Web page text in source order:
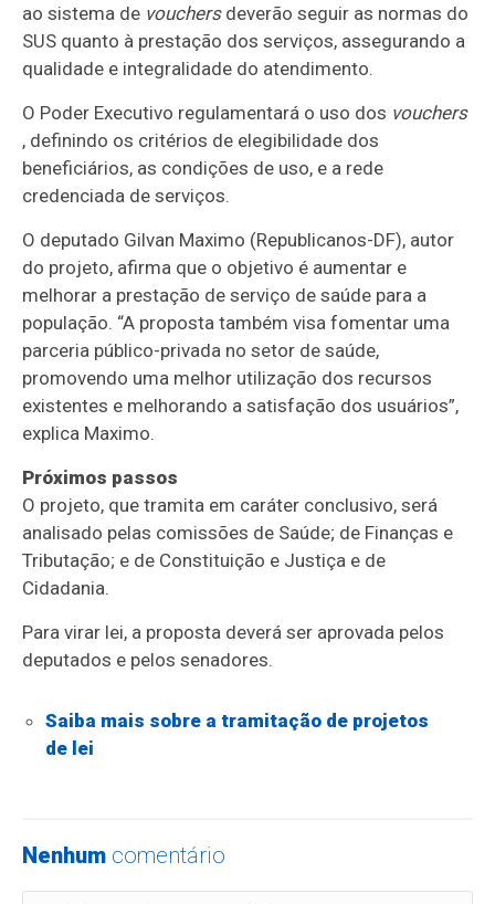
ao sistema de vouchersdeverão seguir as normas do
SUS quanto à prestação dos serviços, assegurando a
qualidade e integralidade do atendimento.
O Poder Executivo regulamentará o uso dos vouchers
, definindo os critérios de elegibilidade dos
beneficiários, as condições de uso, e a rede
credenciada de serviços.
O deputado Gilvan Maximo (Republicanos-DF), autor
do projeto, afirma que o objetivo é aumentar e
melhorar a prestação de serviço de saúde para a
população. “A proposta também visa fomentar uma
parceria público-privada no setor de saúde,
promovendo uma melhor utilização dos recursos
existentes e melhorando a satisfação dos usuários”,
explica Maximo.
Próximos passos
O projeto, que tramita em caráter conclusivo, será
analisado pelas comissões de Saúde; de Finanças e
Tributação; e de Constituição e Justiça e de
Cidadania.
Para virar lei, a proposta deverá ser aprovada pelos
deputados e pelos senadores.
Saiba mais sobre a tramitação de projetos
de lei
Nenhum comentário